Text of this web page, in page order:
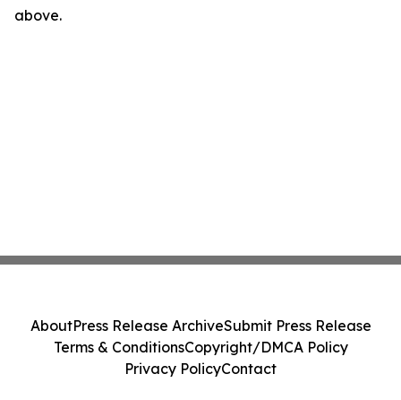
above.
AboutPress Release ArchiveSubmit Press Release
Terms & ConditionsCopyright/DMCA Policy
Privacy PolicyContact